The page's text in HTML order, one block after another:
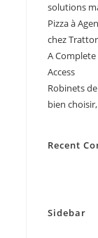
solutions
Pizza à
chez
A
Access
Robinets
bien
Recent
Sidebar